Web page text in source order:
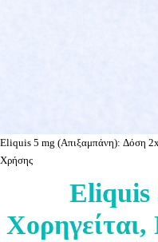
Eliquis 5 mg (Απιξαμπάνη): Δόση 2x/
Χρήσης
Eliquis